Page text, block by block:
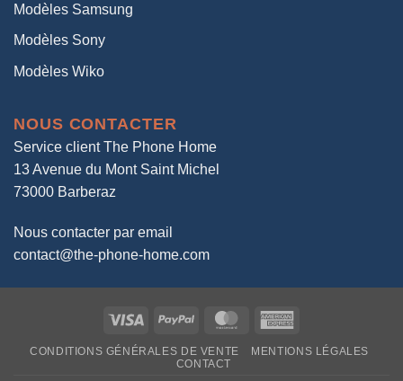
Modèles Samsung
Modèles Sony
Modèles Wiko
NOUS CONTACTER
Service client The Phone Home
13 Avenue du Mont Saint Michel
73000 Barberaz
Nous contacter par email
contact@the-phone-home.com
Visa PayPal MasterCard
CONDITIONS GÉNÉRALES DE VENTE
MENTIONS LÉGALES
CONTACT